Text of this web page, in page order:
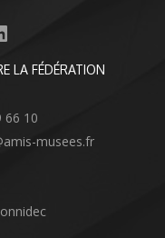
LA FÉDÉRATION
66 10
musees.fr